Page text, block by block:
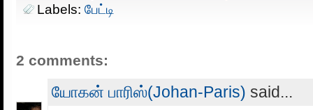
Labels: பேட்டி
2 comments:
யோகன் பாரிஸ்(Johan-Paris) said...